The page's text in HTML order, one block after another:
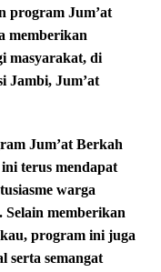
program Jum’at
memberikan
masyarakat, di
Jambi, Jum’at
Jum’at Berkah
terus mendapat
warga
Selain memberikan
program ini juga
serta semangat